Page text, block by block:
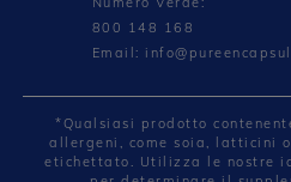
Numero Verde:
800 148 168
Email:
*Qualsiasi prodotto
allergeni, come soia, latticini
etichettato. Utilizza le nostre